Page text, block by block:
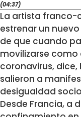
(04:37)
La artista franco-
estrenar un
de que cuando
movilizarse
coronavirus,
salieron a
desigualdad
Desde Francia, a